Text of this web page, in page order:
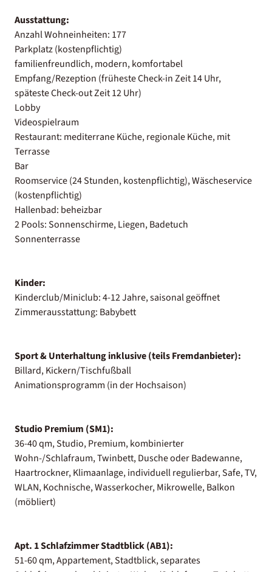
Ausstattung:
Anzahl Wohneinheiten: 177
Parkplatz (kostenpflichtig)
familienfreundlich, modern, komfortabel
Empfang/Rezeption (früheste Check-in Zeit 14 Uhr,
späteste Check-out Zeit 12 Uhr)
Lobby
Videospielraum
Restaurant: mediterrane Küche, regionale Küche, mit
Terrasse
Bar
Roomservice (24 Stunden, kostenpflichtig), Wäscheservice
(kostenpflichtig)
Hallenbad: beheizbar
2 Pools: Sonnenschirme, Liegen, Badetuch
Sonnenterrasse
Kinder:
Kinderclub/Miniclub: 4-12 Jahre, saisonal geöffnet
Zimmerausstattung: Babybett
Sport & Unterhaltung inklusive (teils Fremdanbieter):
Billard, Kickern/Tischfußball
Animationsprogramm (in der Hochsaison)
Studio Premium (SM1):
36-40 qm, Studio, Premium, kombinierter
Wohn-/Schlafraum, Twinbett, Dusche oder Badewanne,
Haartrockner, Klimaanlage, individuell regulierbar, Safe, TV,
WLAN, Kochnische, Wasserkocher, Mikrowelle, Balkon
(möbliert)
Apt. 1 Schlafzimmer Stadtblick (AB1):
51-60 qm, Appartement, Stadtblick, separates